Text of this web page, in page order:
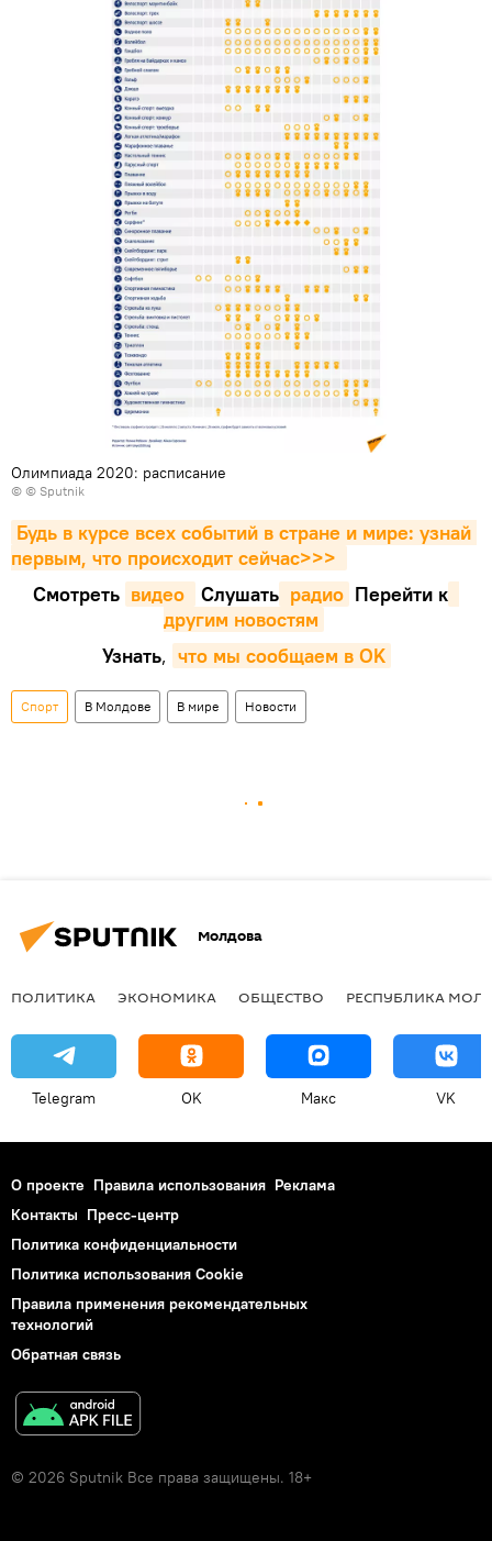
Олимпиада 2020: расписание
© © Sputnik
Будь в курсе всех событий в стране и мире: узнай
первым, что происходит сейчаc>>>
Смотреть видео Cлушать радио Перейти к
другим новостям
Узнать, что мы сообщаем в OK
Спорт В Молдове В мире Новости
Молдова
ПОЛИТИКА ЭКОНОМИКА ОБЩЕСТВО РЕСПУБЛИКА
Telegram OK Макс VK
О проекте Правила использования Реклама
Контакты Пресс-центр
Политика конфиденциальности
Политика использования Cookie
Правила применения рекомендательных
технологий
Обратная связь
© 2026 Sputnik Все права защищены. 18+